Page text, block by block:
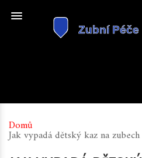
Domů
Jak vypadá dětský kaz na